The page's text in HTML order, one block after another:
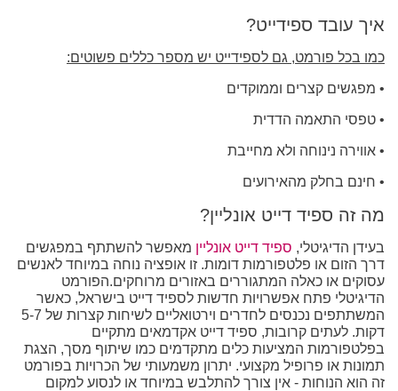
איך עובד ספידייט?
כמו בכל פורמט, גם לספידייט יש מספר כללים פשוטים:
• מפגשים קצרים וממוקדים
• טפסי התאמה הדדית
• אווירה נינוחה ולא מחייבת
• חינם בחלק מהאירועים
מה זה ספיד דייט אונליין?
בעידן הדיגיטלי, ספיד דייט אונליין מאפשר להשתתף במפגשים
דרך הזום או פלטפורמות דומות. זו אופציה נוחה במיוחד לאנשים
עסוקים או כאלה המתגוררים באזורים מרוחקים.הפורמט
הדיגיטלי פתח אפשרויות חדשות לספיד דייט בישראל, כאשר
המשתתפים נכנסים לחדרים וירטואליים לשיחות קצרות של 5-7
דקות. לעתים קרובות, ספיד דייט אקדמאים מתקיים
בפלטפורמות המציעות כלים מתקדמים כמו שיתוף מסך, הצגת
תמונות או פרופיל מקצועי. יתרון משמעותי של הכרויות בפורמט
זה הוא הנוחות - אין צורך להתלבש במיוחד או לנסוע למקום